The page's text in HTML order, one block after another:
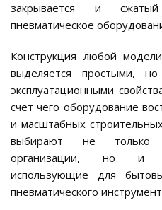
закрывается и
пневматическое
Конструкция любой
выделяется простыми,
эксплуатационными
счет чего оборудование
и масштабных
выбирают не только
организации, но и
использующие для
пневматического